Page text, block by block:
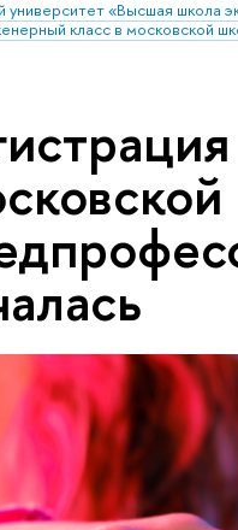
«Высшая школа
класс в московской